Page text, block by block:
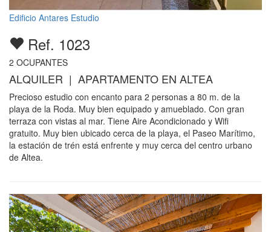
Edificio Antares Estudio
Ref. 1023
2 OCUPANTES
ALQUILER | APARTAMENTO EN ALTEA
Precioso estudio con encanto para 2 personas a 80 m. de la
playa de la Roda. Muy bien equipado y amueblado. Con gran
terraza con vistas al mar. Tiene Aire Acondicionado y Wifi
gratuito. Muy bien ubicado cerca de la playa, el Paseo Marítimo,
la estación de trén está enfrente y muy cerca del centro urbano
de Altea.